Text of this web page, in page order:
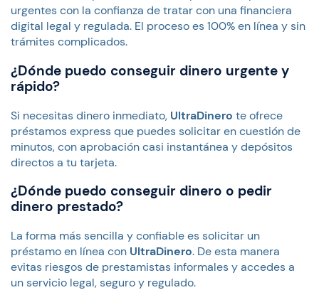
urgentes con la confianza de tratar con una financiera
digital legal y regulada. El proceso es 100% en línea y sin
trámites complicados.
¿Dónde puedo conseguir dinero urgente y
rápido?
Si necesitas dinero inmediato, UltraDinero te ofrece
préstamos express que puedes solicitar en cuestión de
minutos, con aprobación casi instantánea y depósitos
directos a tu tarjeta.
¿Dónde puedo conseguir dinero o pedir
dinero prestado?
La forma más sencilla y confiable es solicitar un
préstamo en línea con UltraDinero. De esta manera
evitas riesgos de prestamistas informales y accedes a
un servicio legal, seguro y regulado.